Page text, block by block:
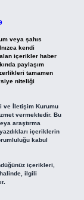
veya şahıs
kendi
alan içerikler haber
paylaşım
tamamen
niteliği
ve İletişim Kurumu
vermektedir. Bu
araştırma
içeriklerin
kabul
içerikleri,
ilgili